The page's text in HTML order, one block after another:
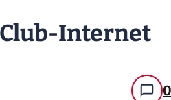
Internet
0